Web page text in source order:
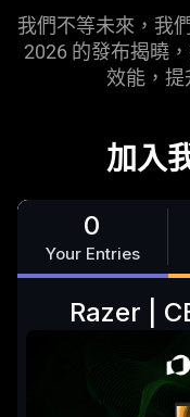
我們不等未來，我
2026 的發布揭曉
效能，
加入